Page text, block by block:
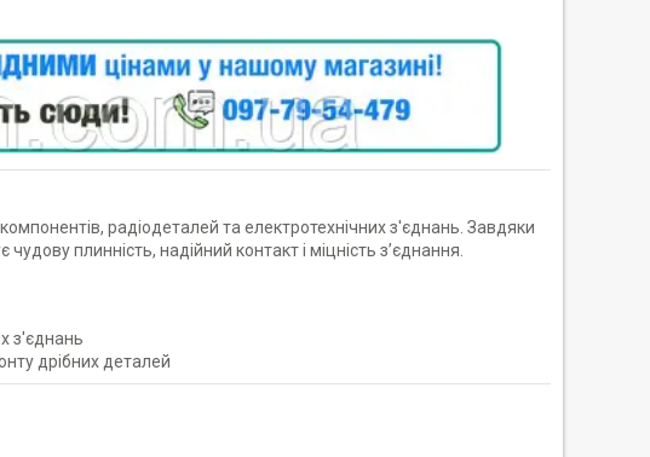
радіодеталей та електротехнічних з'єднань. Завдяки
плинність, надійний контакт і міцність з’єднання.
з'єднань
дрібних деталей